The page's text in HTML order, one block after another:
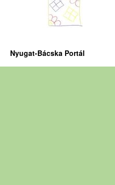
Nyugat-Bácska Portál